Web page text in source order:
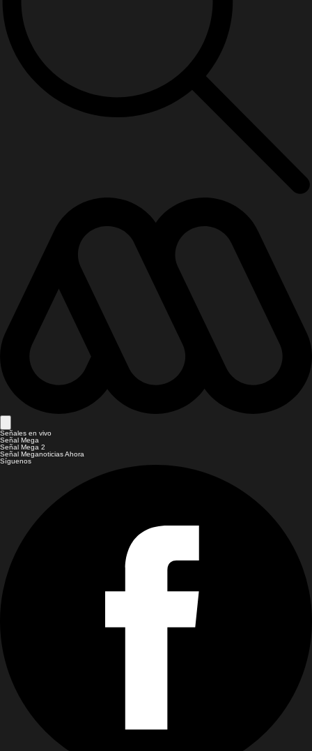
Señales en vivo
Señal Mega
Señal Mega 2
Señal Meganoticias Ahora
Síguenos